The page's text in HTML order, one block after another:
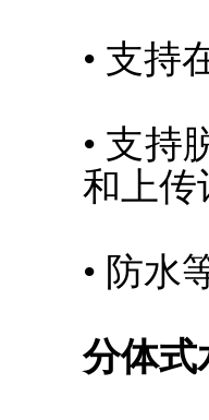
• 支持
• 支持
和上传
• 防水
分体式